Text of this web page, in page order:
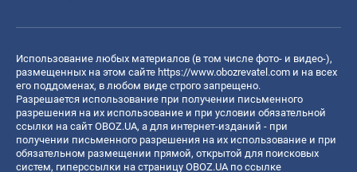
Использование любых материалов (в том числе фото- и видео-),
размещенных на этом сайте https://www.obozrevatel.com и на всех
его поддоменах, в любом виде строго запрещено.
Разрешается использование при получении письменного
разрешения на их использование и при условии обязательной
ссылки на сайт OBOZ.UA, а для интернет-изданий - при
получении письменного разрешения на их использование и при
обязательном размещении прямой, открытой для поисковых
систем, гиперссылки на страницу OBOZ.UA по ссылке